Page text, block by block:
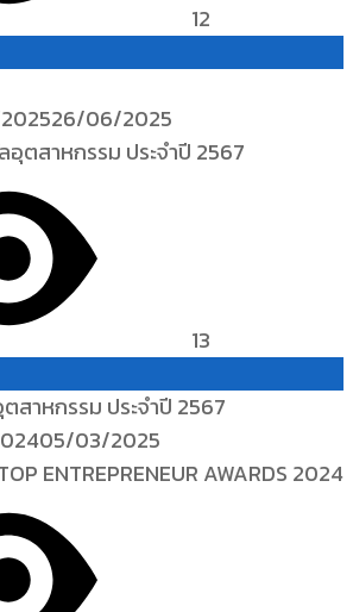
12
26/06/2025
13
สาหกรรม ประจำปี 2567
05/03/2025